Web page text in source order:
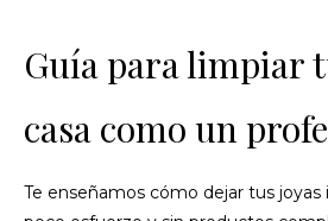
Guía para limpiar
casa como un
Te enseñamos cómo dejar tus